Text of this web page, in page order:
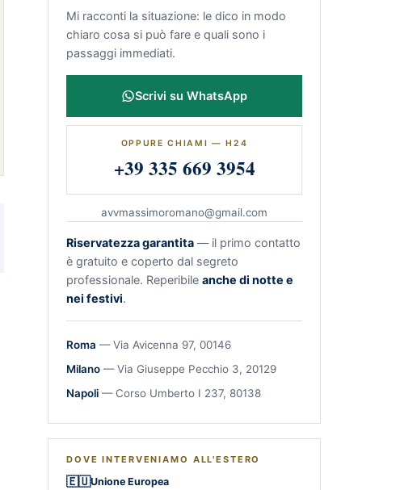
Mi racconti la situazione: le dico in modo
chiaro cosa si può fare e quali sono i
passaggi immediati.
Scrivi su WhatsApp
OPPURE CHIAMI — H24
+39 335 669 3954
avvmassimoromano@gmail.com
Riservatezza garantita — il primo contatto
è gratuito e coperto dal segreto
professionale. Reperibile anche di notte e
nei festivi.
Roma — Via Avicenna 97, 00146
Milano — Via Giuseppe Pecchio 3, 20129
Napoli — Corso Umberto I 237, 80138
DOVE INTERVENIAMO ALL'ESTERO
🇪🇺Unione Europea